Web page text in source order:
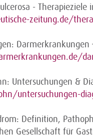
- Therapieziele
zeitung.de/
Darmerkrankungen
Untersuchungen &
untersuchungen-
Definition,
Gesellschaft für